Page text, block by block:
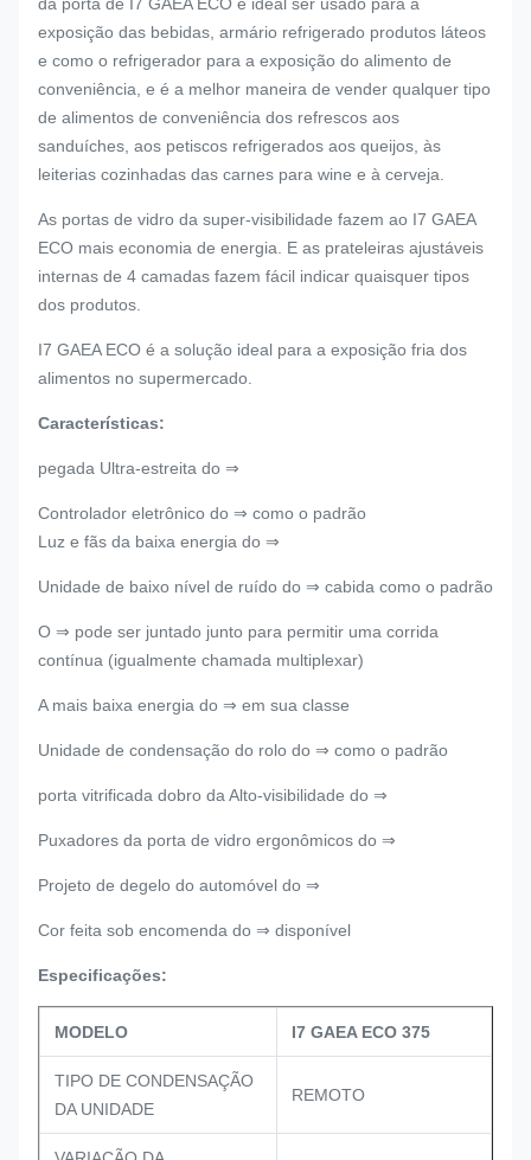
exposição das bebidas, armário refrigerado produtos láteos
e como o refrigerador para a exposição do alimento de
conveniência, e é a melhor maneira de vender qualquer tipo
de alimentos de conveniência dos refrescos aos
sanduíches, aos petiscos refrigerados aos queijos, às
leiterias cozinhadas das carnes para wine e à cerveja.
As portas de vidro da super-visibilidade fazem ao I7 GAEA
ECO mais economia de energia. E as prateleiras ajustáveis
internas de 4 camadas fazem fácil indicar quaisquer tipos
dos produtos.
I7 GAEA ECO é a solução ideal para a exposição fria dos
alimentos no supermercado.
Características:
pegada Ultra-estreita do ⇒
Controlador eletrônico do ⇒ como o padrão
Luz e fãs da baixa energia do ⇒
Unidade de baixo nível de ruído do ⇒ cabida como o padrão
O ⇒ pode ser juntado junto para permitir uma corrida
contínua (igualmente chamada multiplexar)
A mais baixa energia do ⇒ em sua classe
Unidade de condensação do rolo do ⇒ como o padrão
porta vitrificada dobro da Alto-visibilidade do ⇒
Puxadores da porta de vidro ergonômicos do ⇒
Projeto de degelo do automóvel do ⇒
Cor feita sob encomenda do ⇒ disponível
Especificações:
MODELO I7 GAEA ECO 375
TIPO DE CONDENSAÇÃO
DA UNIDADE
REMOTO